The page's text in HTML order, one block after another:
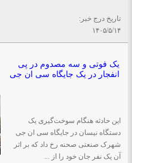
تاریخ درج خبر:
۱۴۰۵/۵/۱۴
یک فوتی و سه مصدوم در پی
انفجار در یک جایگاه سی ان جی
این حادثه هنگام سوخت‌گیری یک
دستگاه نیسان در جایگاه سی ان جی
شهرک صنعتی صحنه رخ داد که بر اثر
آن یک نفر جان خود را از ...